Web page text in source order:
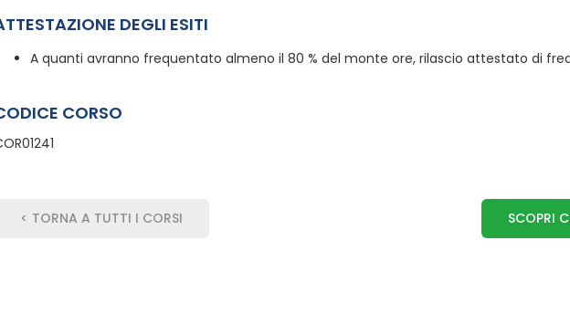
DEGLI ESITI
A quanti avranno frequentato almeno il 80 % del monte ore, rilascio attestato di
CORSO
< TORNA A TUTTI I CORSI SCOPRI